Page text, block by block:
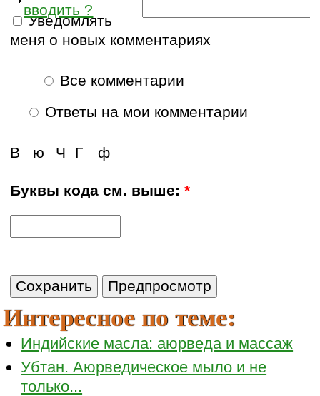
вводить ?
Уведомлять
меня о новых комментариях
Все комментарии
Ответы на мои комментарии
Ч
ю
В ф
Г
Буквы кода см. выше:*
Интересное по теме:
Индийские масла: аюрведа и массаж
Убтан. Аюрведическое мыло и не
только...